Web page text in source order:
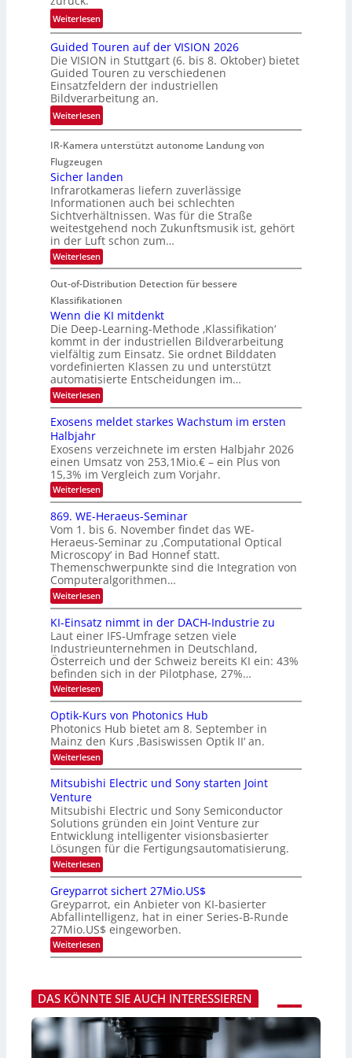
c
h
i
k
i
s
c
h
e
n
4
K
-
M
e
m
s
u
n
d
M
a
n
t
i
S
p
e
c
t
r
r
e
z
t
e
M
ö
g
l
i
c
h
k
e
i
t
e
Weiterlesen:
R
ü
c
k
k
e
h
d
e
r
i
n
V
I
S
I
O
N
T
e
c
h
T
a
l
k
Guided Touren auf der VISION 2026
Die VISION in Stuttgart (6. bis 8. Oktober) bietet
Guided Touren zu verschiedenen
Einsatzfeldern der industriellen
Bildverarbeitung an.
Weiterlesen:
G
u
i
d
e
d
T
o
u
r
u
d
e
r
V
S
O
N
2
0
2
6
IR-Kamera unterstützt autonome Landung von
Flugzeugen
Sicher landen
Infrarotkameras liefern zuverlässige
Informationen auch bei schlechten
Sichtverhältnissen. Was für die Straße
weitestgehend noch Zukunftsmusik ist, gehört
in der Luft schon zum…
Weiterlesen:
S
c
h
l
a
n
d
e
n
Out-of-Distribution Detection für bessere
Klassifikationen
Wenn die KI mitdenkt
Die Deep-Learning-Methode ‚Klassifikation‘
kommt in der industriellen Bildverarbeitung
vielfältig zum Einsatz. Sie ordnet Bilddaten
vordefinierten Klassen zu und unterstützt
automatisierte Entscheidungen im…
Weiterlesen:
W
n
d
i
e
K
I
m
i
t
d
e
n
k
t
Exosens meldet starkes Wachstum im ersten
Halbjahr
Exosens verzeichnete im ersten Halbjahr 2026
einen Umsatz von 253,1Mio.€ – ein Plus von
15,3% im Vergleich zum Vorjahr.
Weiterlesen:
E
x
o
s
e
n
s
m
e
l
d
e
t
s
t
a
r
k
e
W
a
c
h
s
u
i
m
e
r
s
t
e
n
H
a
l
b
j
a
869. WE-Heraeus-Seminar
Vom 1. bis 6. November findet das WE-
Heraeus-Seminar zu ‚Computational Optical
Microscopy‘ in Bad Honnef statt.
Themenschwerpunkte sind die Integration von
Computeralgorithmen…
Weiterlesen:
8
9
.
W
E
-
H
e
r
a
e
u
s
-
S
e
n
a
r
KI-Einsatz nimmt in der DACH-Industrie zu
Laut einer IFS-Umfrage setzen viele
Industrieunternehmen in Deutschland,
Österreich und der Schweiz bereits KI ein: 43%
befinden sich in der Pilotphase, 27%…
Weiterlesen:
K
-
E
i
n
s
a
t
n
m
m
t
i
n
d
e
r
D
A
C
H
d
u
s
Optik-Kurs von Photonics Hub
Photonics Hub bietet am 8. September in
Mainz den Kurs ‚Basiswissen Optik II‘ an.
Weiterlesen:
O
p
t
k
-
K
u
r
s
v
o
n
P
h
o
t
o
c
s
H
u
Mitsubishi Electric und Sony starten Joint
Venture
Mitsubishi Electric und Sony Semiconductor
Solutions gründen ein Joint Venture zur
Entwicklung intelligenter visionsbasierter
Lösungen für die Fertigungsautomatisierung.
Weiterlesen:
M
t
s
u
b
i
s
l
e
c
Greyparrot sichert 27Mio.US$
Greyparrot, ein Anbieter von KI-basierter
Abfallintelligenz, hat in einer Series-B-Runde
27Mio.US$ eingeworben.
Weiterlesen:
G
y
p
a
r
DAS KÖNNTE SIE AUCH INTERESSIEREN